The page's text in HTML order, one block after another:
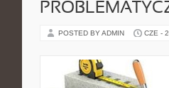
POSTED BY ADMIN CZE -